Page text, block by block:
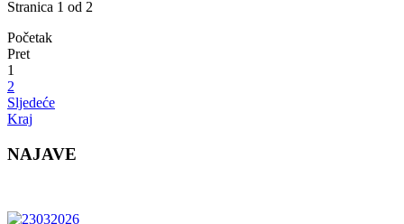
Stranica 1 od 2
Početak
Pret
1
2
Sljedeće
Kraj
NAJAVE